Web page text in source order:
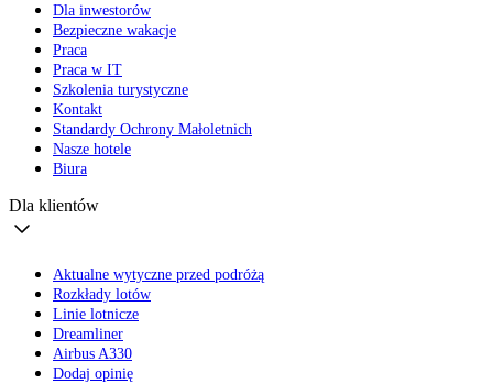
Dla inwestorów
Bezpieczne wakacje
Praca
Praca w IT
Szkolenia turystyczne
Kontakt
Standardy Ochrony Małoletnich
Nasze hotele
Biura
Dla klientów
Aktualne wytyczne przed podróżą
Rozkłady lotów
Linie lotnicze
Dreamliner
Airbus A330
Dodaj opinię